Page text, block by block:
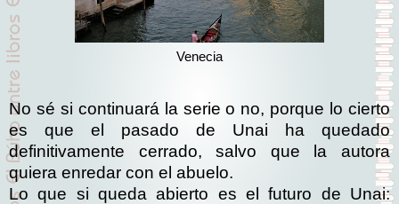
Venecia
No sé si continuará la serie o no, porque lo cierto
es que el pasado de Unai ha quedado
definitivamente cerrado, salvo que la autora
quiera enredar con el abuelo.
Lo que si queda abierto es el futuro de Unai: